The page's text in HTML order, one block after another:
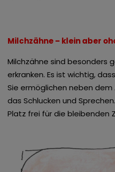
Milchzähne – klein aber
Milchzähne sind besonders
erkranken. Es ist wichtig,
Sie ermöglichen neben
das Schlucken und
Platz frei für die bleibenden